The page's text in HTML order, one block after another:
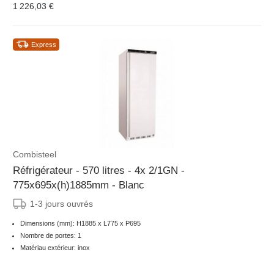
1 226,03 €
Express
Combisteel
Réfrigérateur - 570 litres - 4x 2/1GN -
775x695x(h)1885mm - Blanc
1-3 jours ouvrés
Dimensions (mm): H1885 x L775 x P695
Nombre de portes: 1
Matériau extérieur: inox